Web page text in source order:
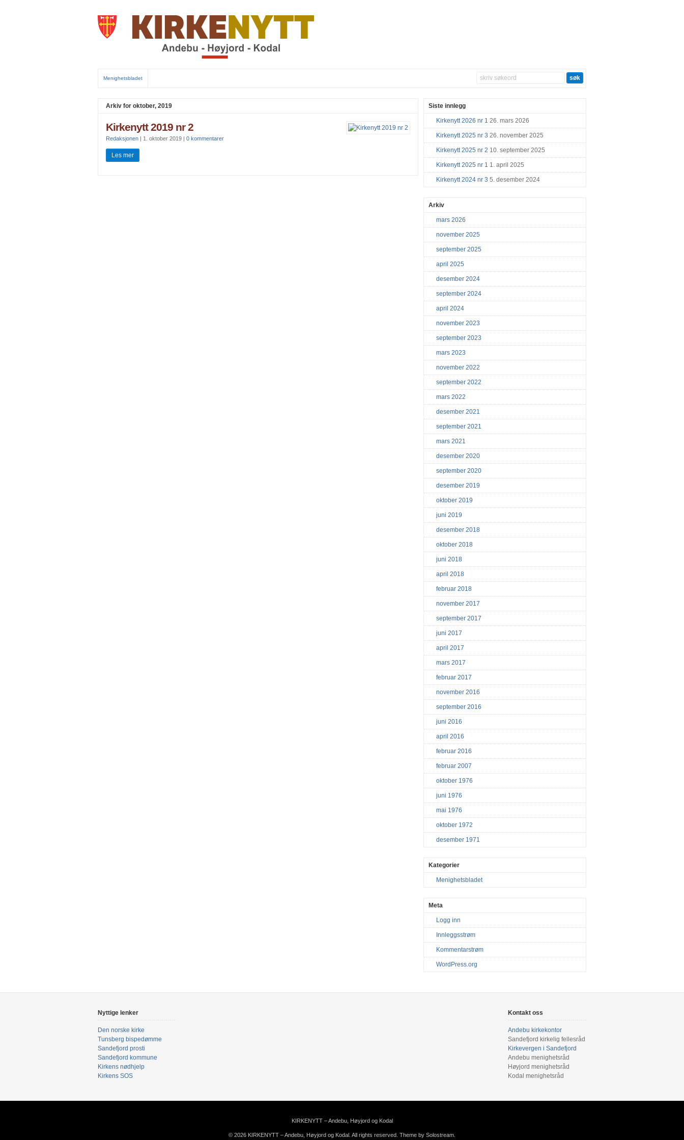
Menighetsbladet
Arkiv for oktober, 2019
Kirkenytt 2019 nr 2
Redaksjonen | 1. oktober 2019 | 0 kommentarer
Les mer
Siste innlegg
Kirkenytt 2026 nr 1 26. mars 2026
Kirkenytt 2025 nr 3 26. november 2025
Kirkenytt 2025 nr 2 10. september 2025
Kirkenytt 2025 nr 1 1. april 2025
Kirkenytt 2024 nr 3 5. desember 2024
Arkiv
mars 2026
november 2025
september 2025
april 2025
desember 2024
september 2024
april 2024
november 2023
september 2023
mars 2023
november 2022
september 2022
mars 2022
desember 2021
september 2021
mars 2021
desember 2020
september 2020
desember 2019
oktober 2019
juni 2019
desember 2018
oktober 2018
juni 2018
april 2018
februar 2018
november 2017
september 2017
juni 2017
april 2017
mars 2017
februar 2017
november 2016
september 2016
juni 2016
april 2016
februar 2016
februar 2007
oktober 1976
juni 1976
mai 1976
oktober 1972
desember 1971
Kategorier
Menighetsbladet
Meta
Logg inn
Innleggsstrøm
Kommentarstrøm
WordPress.org
Nyttige lenker
Den norske kirke
Tunsberg bispedømme
Sandefjord prosti
Sandefjord kommune
Kirkens nødhjelp
Kirkens SOS
Kontakt oss
Andebu kirkekontor
Sandefjord kirkelig fellesråd
Kirkevergen i Sandefjord
Andebu menighetsråd
Høyjord menighetsråd
Kodal menighetsråd
KIRKENYTT – Andebu, Høyjord og Kodal
© 2026 KIRKENYTT – Andebu, Høyjord og Kodal. All rights reserved. Theme by Solostream